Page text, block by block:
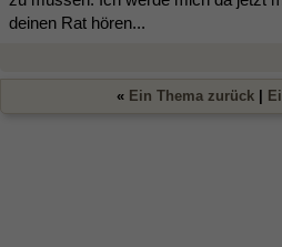
deinen Rat hören...
« Ein Thema zurück |